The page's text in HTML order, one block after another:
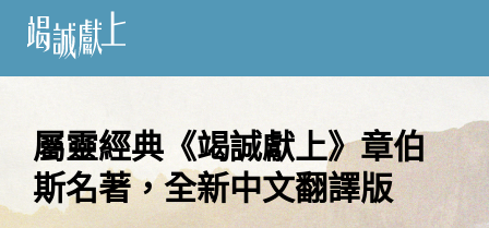
閱
語
言
屬靈經典《竭誠獻上》章伯
斯名著，全新中文翻譯版